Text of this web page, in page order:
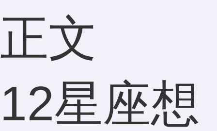
正文
12星座想